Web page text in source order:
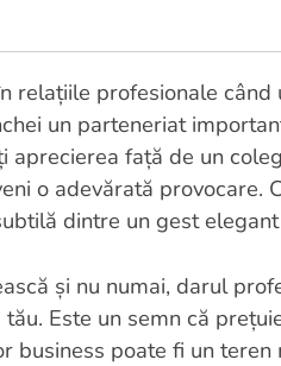
relațiile profesionale
un parteneriat
aprecierea față de un
o adevărată provocare.
dintre un gest
și nu numai, darul
Este un semn că
business poate fi un